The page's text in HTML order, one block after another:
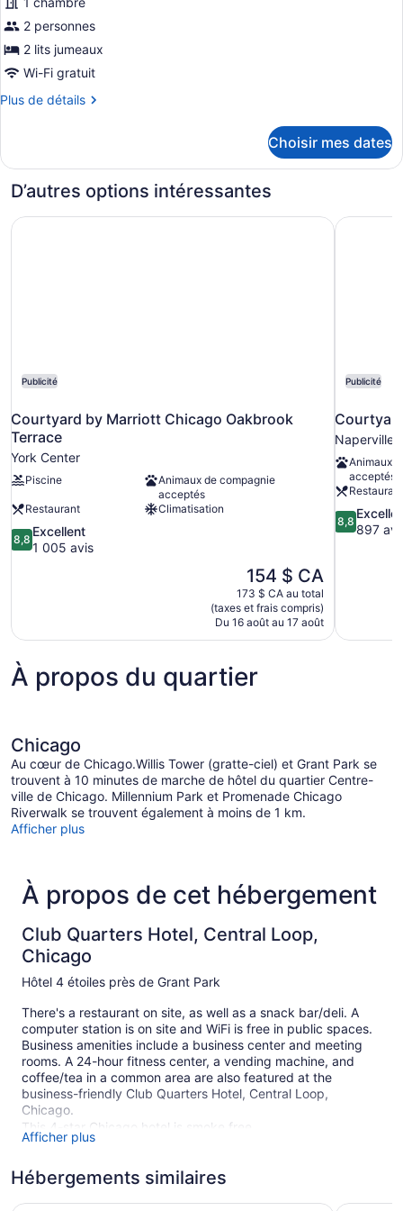
ce
type
de
chambre :
Chambre
lits
jumeaux
2 personnes
2 lits jumeaux
Wi-Fi gratuit
Plus de détails
Plus
Chambre
jumeaux
Choisir mes dates
D’autres options intéressantes
Publicité
Courtyard by Marriott Chicago Oakbrook
Terrace
York Center
Piscine
Animaux de compagnie
acceptés
Restaurant
Climatisation
8.8
sur
8,8
Excellent
1 005 avis
Le
prix
est
de
154 $ CA
154 $ CA
173 $ CA au total
(taxes et frais compris)
Du 16 août au 17 août
Courtyard by Marriott Chicago Oakbrook Terrace
Publicité
Naperville
Animaux
acceptés
Restaurant
8.8
sur
8,8
897
À propos du quartier
Chicago
Au cœur de Chicago.Willis Tower (gratte-ciel) et Grant Park se
trouvent à 10 minutes de marche de hôtel du quartier Centre-
ville de Chicago. Millennium Park et Promenade Chicago
Riverwalk se trouvent également à moins de 1 km.
Afficher plus
À propos de cet hébergement
Club Quarters Hotel, Central Loop,
Chicago
Hôtel 4 étoiles près de Grant Park
There's a restaurant on site, as well as a snack bar/deli. A
computer station is on site and WiFi is free in public spaces.
Business amenities include a business center and meeting
rooms. A 24-hour fitness center, a vending machine, and
coffee/tea in a common area are also featured at the
business-friendly Club Quarters Hotel, Central Loop,
Chicago.
This 4-star Chicago hotel is smoke free.
8 levels
Meeting rooms
Afficher plus
Hébergements similaires